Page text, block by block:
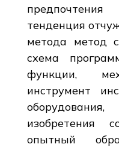
тенденция
метода метод
схема
функции,
инструмент
изобретения
опытный